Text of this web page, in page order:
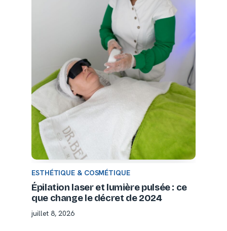
ESTHÉTIQUE & COSMÉTIQUE
Épilation laser et lumière pulsée : ce
que change le décret de 2024
juillet 8, 2026